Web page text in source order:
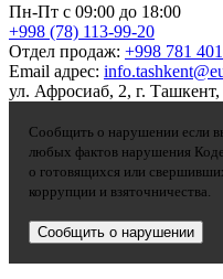
Пн-Пт с 09:00 до 18:00
+998 (78) 113-99-20
Отдел продаж: +998 781
Email адрес:
ул. Афросиаб, 2, г. Ташкент,
Сообщить о нарушении если
любых фактов нарушения
о готовящихся или
коррупции и взяточничества.
Сообщить о нарушении